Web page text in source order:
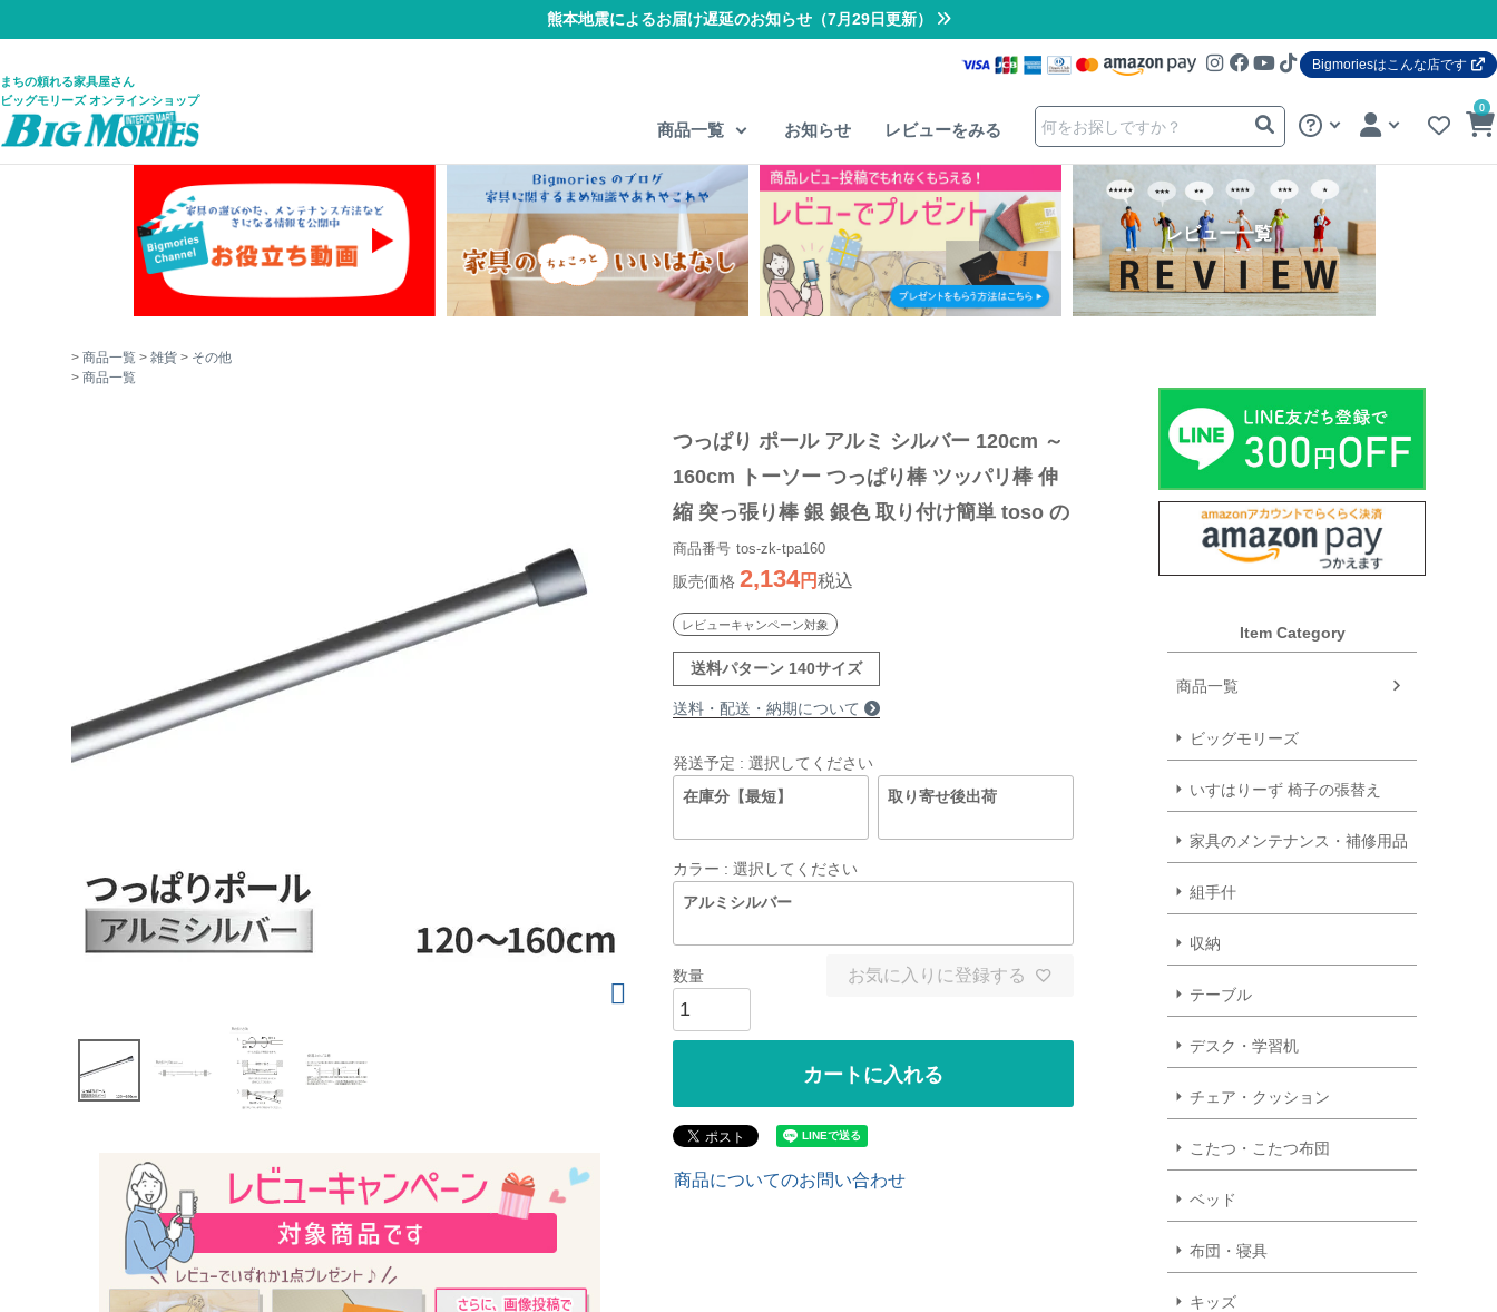
熊本地震によるお届け遅延のお知らせ（7月29日更新）
Bigmoriesはこんな店です
まちの頼れる家具屋さん
ビッグモリーズ オンラインショップ
商品一覧 お知らせ レビューをみる
0
レビュー一覧
商品一覧 雑貨
その他
商品一覧
つっぱり ポール アルミ シルバー 120cm ～
160cm トーソー つっぱり棒 ツッパリ棒 伸
縮 突っ張り棒 銀 銀色 取り付け簡単 toso の
れん 130cm 140cm 150cm 対応
商品番号 tos-zk-tpa160
販売価格 2,134 税込
レビューキャンペーン対象
送料パターン 140サイズ
送料・配送・納期について
発送予定
選択してください
在庫分【最短】
取り寄せ後出荷
カラー
選択してください
アルミシルバー
お気に入りに登録する
カートに入れる
商品についてのお問い合わせ
Item Category
商品一覧
ビッグモリーズ
いすはりーず 椅子の張替え
家具のメンテナンス・補修用品
組手什
収納
テーブル
デスク・学習机
チェア・クッション
こたつ・こたつ布団
ベッド
布団・寝具
キッズ